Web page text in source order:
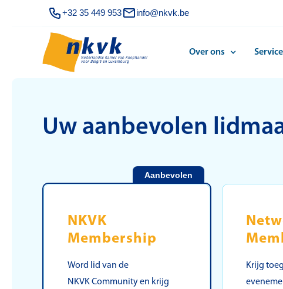
+32 35 449 953 info@nkvk.be
Over ons
Uw aanbevolen
Aanbevolen
NKVK
Membership
Word lid van de
NKVK Community en krijg
Krijg